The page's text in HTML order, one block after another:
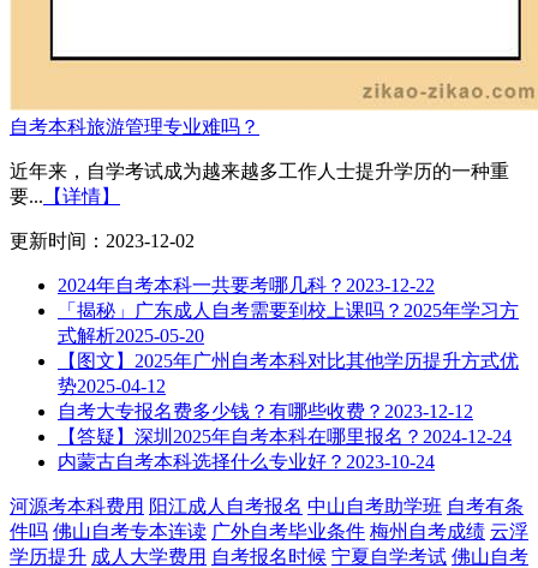
自考本科旅游管理专业难吗？
近年来，自学考试成为越来越多工作人士提升学历的一种重
要... 【详情】
更新时间：2023-12-02
2024年自考本科一共要考哪几科？ 2023-12-22
「揭秘」广东成人自考需要到校上课吗？2025年学习方
式解析2025-05-20
【图文】2025年广州自考本科对比其他学历提升方式优
势2025-04-12
自考大专报名费多少钱？有哪些收费？ 2023-12-12
【答疑】深圳2025年自考本科在哪里报名？ 2024-12-24
内蒙古自考本科选择什么专业好？ 2023-10-24
河源考本科费用 阳江成人自考报名 中山自考助学班 自考有条
件吗 佛山自考专本连读 广外自考毕业条件 梅州自考成绩 云浮
学历提升 成人大学费用 自考报名时候 宁夏自学考试 佛山自考